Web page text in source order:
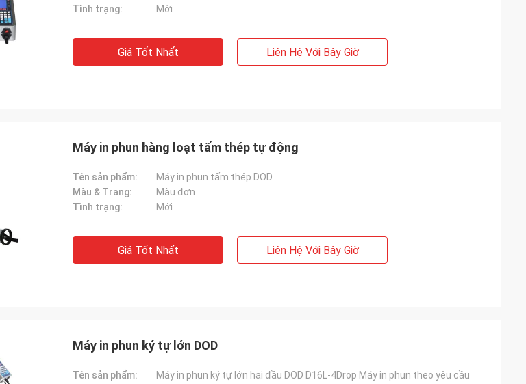
Tình trạng:
Mới
Giá Tốt Nhất Liên Hệ Với Bây Giờ
Máy in phun hàng loạt tấm thép tự động
Tên sản phẩm:
Máy in phun tấm thép DOD
Màu & Trang:
Màu đơn
Tình trạng:
Mới
Giá Tốt Nhất Liên Hệ Với Bây Giờ
Máy in phun ký tự lớn DOD
Tên sản phẩm:
Máy in phun ký tự lớn hai đầu DOD D16L-4Drop Máy in phun theo yêu cầu